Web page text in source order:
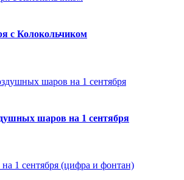
с Колокольчиком
шаров на 1 сентября